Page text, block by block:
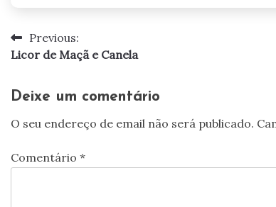
Navegação
artigos
Previous:
Licor de Maçã e Canela
Deixe um comentário
O seu endereço de email não será publicado.
Comentário *